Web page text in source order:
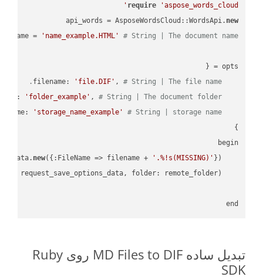
require
'aspose_words_cloud'
api_words = AsposeWordsCloud::WordsApi. new
name =
'name_example.HTML' # String | The document name.
    filename:
'file.DIF' , # String | The file name.
    folder:
'folder_example' , # String | The document folder.
    storage_name:
'storage_name_example'
# String | storage name.
new({:FileName => filename +
'.%!s(MISSING)'
end
تبدیل ساده MD Files to DIF روی Ruby
SDK